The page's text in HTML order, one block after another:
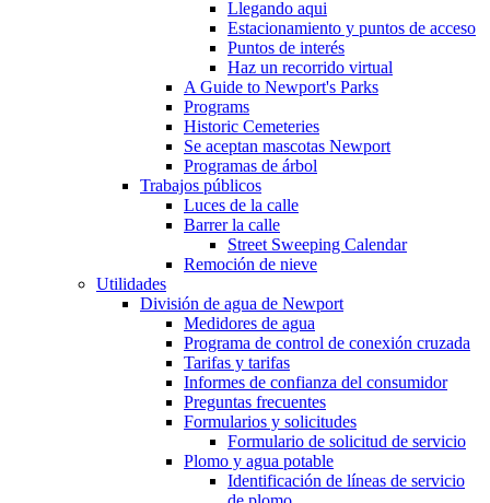
Llegando aqui
Estacionamiento y puntos de acceso
Puntos de interés
Haz un recorrido virtual
A Guide to Newport's Parks
Programs
Historic Cemeteries
Se aceptan mascotas Newport
Programas de árbol
Trabajos públicos
Luces de la calle
Barrer la calle
Street Sweeping Calendar
Remoción de nieve
Utilidades
División de agua de Newport
Medidores de agua
Programa de control de conexión cruzada
Tarifas y tarifas
Informes de confianza del consumidor
Preguntas frecuentes
Formularios y solicitudes
Formulario de solicitud de servicio
Plomo y agua potable
Identificación de líneas de servicio